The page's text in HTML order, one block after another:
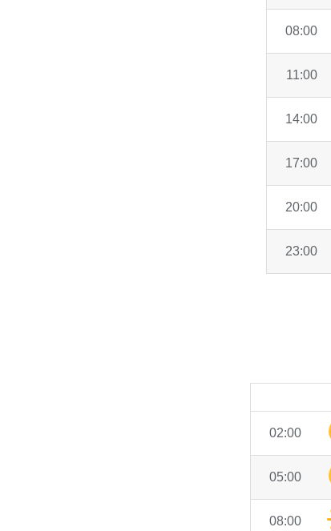
08:00
11:00
14:00
17:00
20:00
23:00
02:00
05:00
08:00